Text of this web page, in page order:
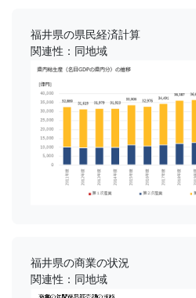
福井県の県民経済計算
関連性：同地域
福井県の商業の状況
関連性：同地域